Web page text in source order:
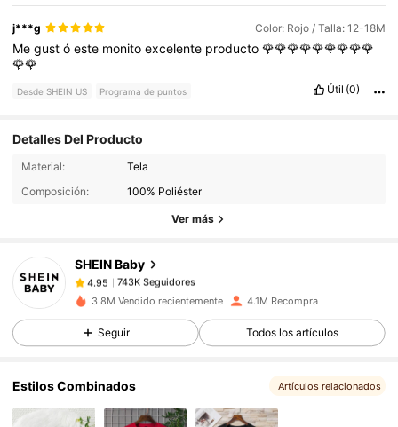
j***g Color: Rojo / Talla: 12-18M
Megustóeste monitoexcelente producto🌹🌹🌹🌹🌹🌹🌹🌹🌹
🌹🌹
Desde SHEIN US Programa de puntos Útil (0)
Detalles Del Producto
Material:
Tela
Composición:
100% Poliéster
Ver más
SHEIN Baby
743K Seguidores
4.95
743K Seguidores
D***hpagóHace 10 horas
4.95 743K Seguidores
4.95 743K Seguidores
3.8M Vendido recientemente 4.1M Recompra
Seguir Todos los artículos
Estilos Combinados Artículos relacionados